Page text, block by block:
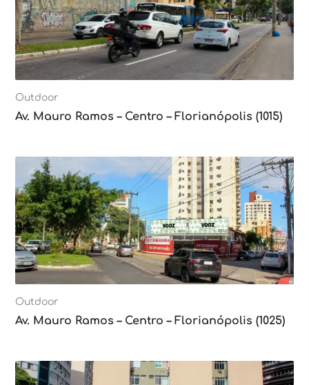
Outdoor
Av. Mauro Ramos – Centro – Florianópolis (1015)
Outdoor
Av. Mauro Ramos – Centro – Florianópolis (1025)